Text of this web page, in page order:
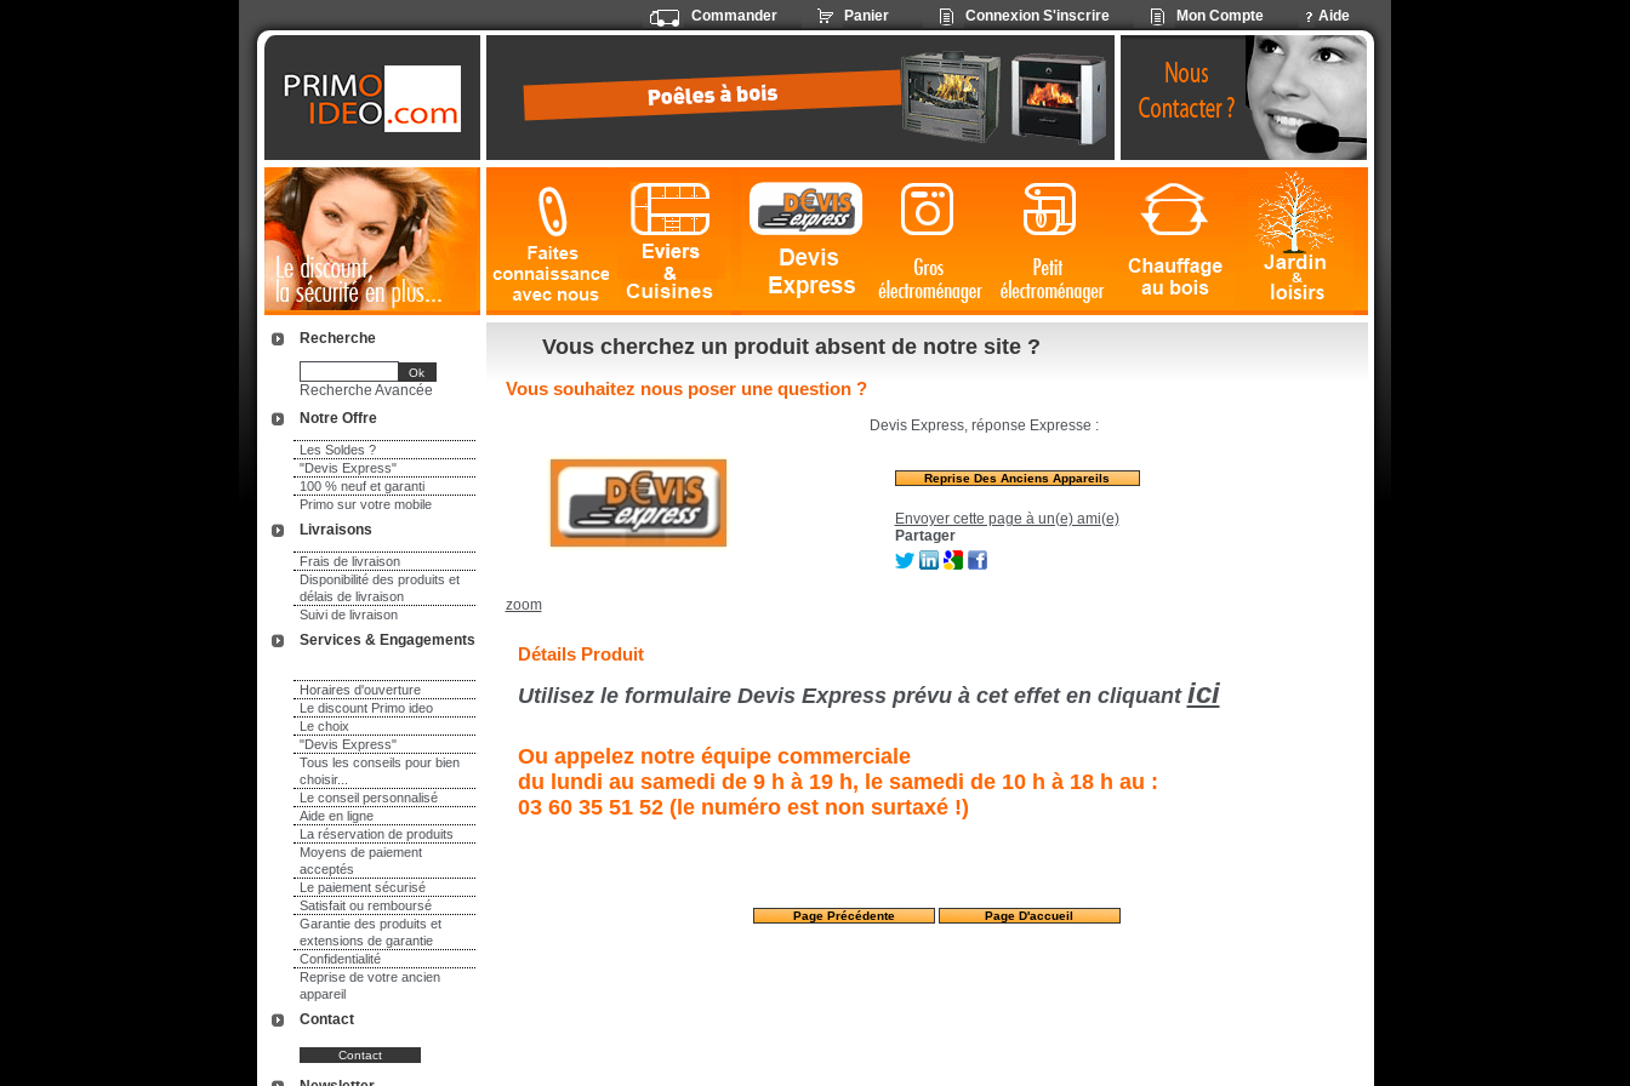
Aide
Mon Compte
Connexion S'inscrire
Panier
Commander
Notre Offre
Les Soldes ?
"Devis Express"
100 % neuf et garanti
Primo sur votre mobile
Livraisons
Frais de livraison
Disponibilité des produits et
délais de livraison
Suivi de livraison
Services & Engagements
Horaires d'ouverture
Le discount Primo ideo
Le choix
"Devis Express"
Tous les conseils pour bien
choisir...
Le conseil personnalisé
Aide en ligne
La réservation de produits
Moyens de paiement
acceptés
Le paiement sécurisé
Satisfait ou remboursé
Garantie des produits et
extensions de garantie
Confidentialité
Reprise de votre ancien
appareil
Recherche
Recherche Avancée
Contact
Vous cherchez un produit absent de notre site ?
Vous souhaitez nous poser une question ?
zoom
Devis Express, réponse Expresse :
Reprise Des Anciens Appareils
Envoyer cette page à un(e) ami(e)
Partager
Détails Produit
Utilisez le formulaire Devis Express prévu à cet effet en cliquant ici
Ou appelez notre équipe commerciale
du lundi au samedi de 9 h à 19 h, le samedi de 10 h à 18 h au :
03 60 35 51 52 (le numéro est non surtaxé !)